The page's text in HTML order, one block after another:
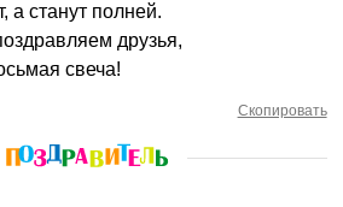
а станут полней.
друзья,
свеча!
Скопировать